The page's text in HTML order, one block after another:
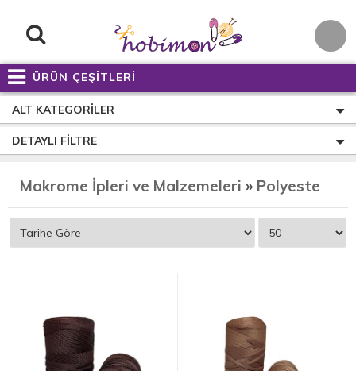
ÜRÜN ÇEŞİTLERİ
ALT KATEGORILER
DETAYLI FILTRE
Makrome İpleri ve Malzemeleri » Polyester Ribbon